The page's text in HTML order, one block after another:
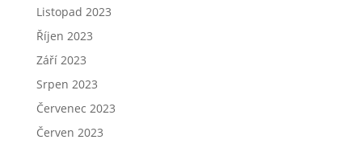
Listopad 2023
Říjen 2023
Září 2023
Srpen 2023
Červenec 2023
Červen 2023